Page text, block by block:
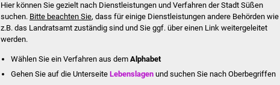
Hier können Sie gezielt nach Dienstleistungen und Verfahren der Stadt Süßen
suchen. Bitte beachten Sie, dass für einige Dienstleistungen andere Behörden wie
z.B. das Landratsamt zuständig sind und Sie ggf. über einen Link weitergeleitet
werden.
Wählen Sie ein Verfahren aus dem Alphabet
Gehen Sie auf die UnterseiteLebenslagen und suchen Sie nach Oberbegriffen